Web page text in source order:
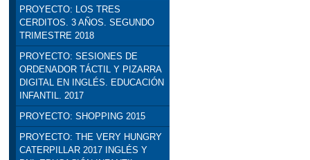
PROYECTO: LOS TRES
CERDITOS. 3 AÑOS. SEGUNDO
TRIMESTRE 2018
PROYECTO: SESIONES DE
ORDENADOR TÁCTIL Y PIZARRA
DIGITAL EN INGLÉS. EDUCACIÓN
INFANTIL. 2017
PROYECTO: SHOPPING 2015
PROYECTO: THE VERY HUNGRY
CATERPILLAR 2017 INGLÉS Y